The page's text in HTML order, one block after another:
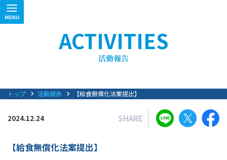
ACTIVITIES
トップ 活動報告 【給食無償化法案提出】
2024.12.24 SHARE
【給食無償化法案提出】